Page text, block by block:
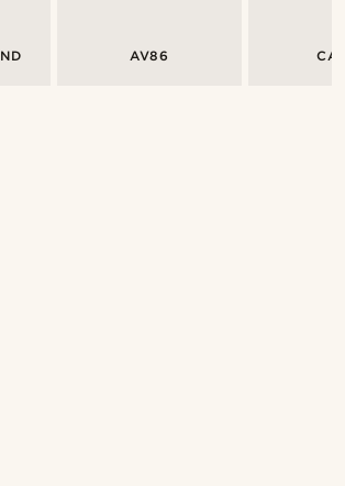
AV86